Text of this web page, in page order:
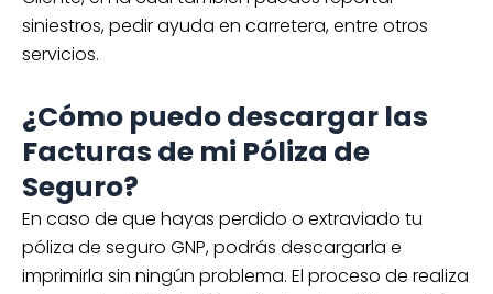
siniestros, pedir ayuda en carretera, entre otros
servicios.
¿Cómo puedo descargar las
Facturas de mi Póliza de
Seguro?
En caso de que hayas perdido o extraviado tu
póliza de seguro GNP, podrás descargarla e
imprimirla sin ningún problema. El proceso de realiza